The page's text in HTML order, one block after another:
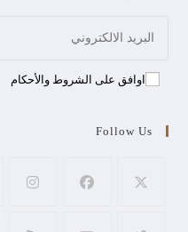
اوافق على الشروط والأحكام
Follow Us